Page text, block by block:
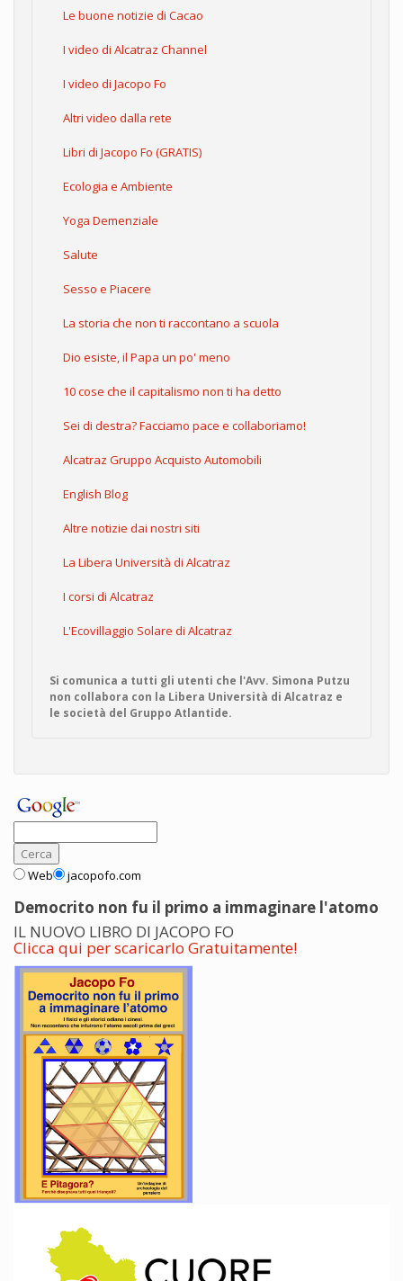
Le buone notizie di Cacao
I video di Alcatraz Channel
I video di Jacopo Fo
Altri video dalla rete
Libri di Jacopo Fo (GRATIS)
Ecologia e Ambiente
Yoga Demenziale
Salute
Sesso e Piacere
La storia che non ti raccontano a scuola
Dio esiste, il Papa un po' meno
10 cose che il capitalismo non ti ha detto
Sei di destra? Facciamo pace e collaboriamo!
Alcatraz Gruppo Acquisto Automobili
English Blog
Altre notizie dai nostri siti
La Libera Università di Alcatraz
I corsi di Alcatraz
L'Ecovillaggio Solare di Alcatraz
Si comunica a tutti gli utenti che l'Avv. Simona Putzu
non collabora con la Libera Università di Alcatraz e
le società del Gruppo Atlantide.
Web jacopofo.com
Democrito non fu il primo a immaginare l'atomo
IL NUOVO LIBRO DI JACOPO FO
Clicca qui per scaricarlo Gratuitamente!